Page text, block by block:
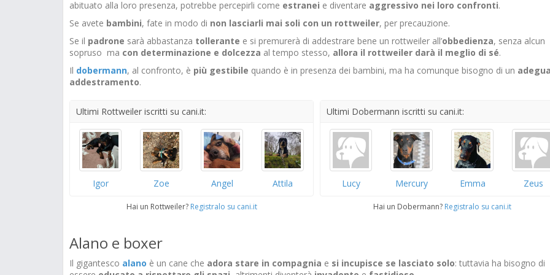
abituato alla loro presenza, potrebbe percepirli come estranei e diventare aggressivo nei loro confronti.
Se avete bambini, fate in modo di non lasciarli mai soli con un rottweiler, per precauzione.
Se il padrone sarà abbastanza tollerante e si premurerà di addestrare bene un rottweiler all’obbedienza, senza alcun
sopruso ma con determinazione e dolcezza al tempo stesso, allora il rottweiler darà il meglio di sé.
Il dobermann, al confronto, è più gestibile quando è in presenza dei bambini, ma ha comunque bisogno di un
addestramento.
Ultimi Rottweiler iscritti su cani.it:
Igor Zoe Angel Attila
Hai un Rottweiler? Registralo su cani.it
Ultimi Dobermann iscritti su cani.it:
Lucy Mercury Emma Zeus
Hai un Dobermann? Registralo su cani.it
Alano e boxer
Il gigantesco alano è un cane che adora stare in compagnia e si incupisce se lasciato solo: tuttavia ha bisogno di